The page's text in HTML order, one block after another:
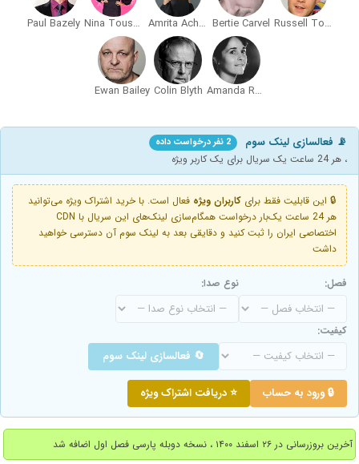
Russell Tovey
Bertie Carvel
Amrita Acharia
Nina Toussaint-White
Paul Bazely
Amanda Root
Colin Blyth
Ewan Bailey
📡 فعالسازی لینک سوم 2 نفر درخواست داده
، هر 24 ساعت یک سریال برای یک کاربر ویژه
🔒 این قابلیت فقط برای کاربران ویژه فعال است. با خرید اشتراک ویژه می‌توانید
هر 24 ساعت یک‌بار درخواست همگام‌سازی لینک‌های این سریال با CDN
اختصاصی ایران را ثبت کنید و دقایقی بعد به لینک سوم آن دسترسی خواهید
داشت
فصل: نوع صدا:
کیفیت:
🔄 فعالسازی لینک سوم
🔒 ورود به حساب ⭐ دریافت اشتراک ویژه
آخرین بروزرسانی در ۲۶ اسفند ۱۴۰۰ ، نسخه دوبله پارسی فصل اول اضافه شد